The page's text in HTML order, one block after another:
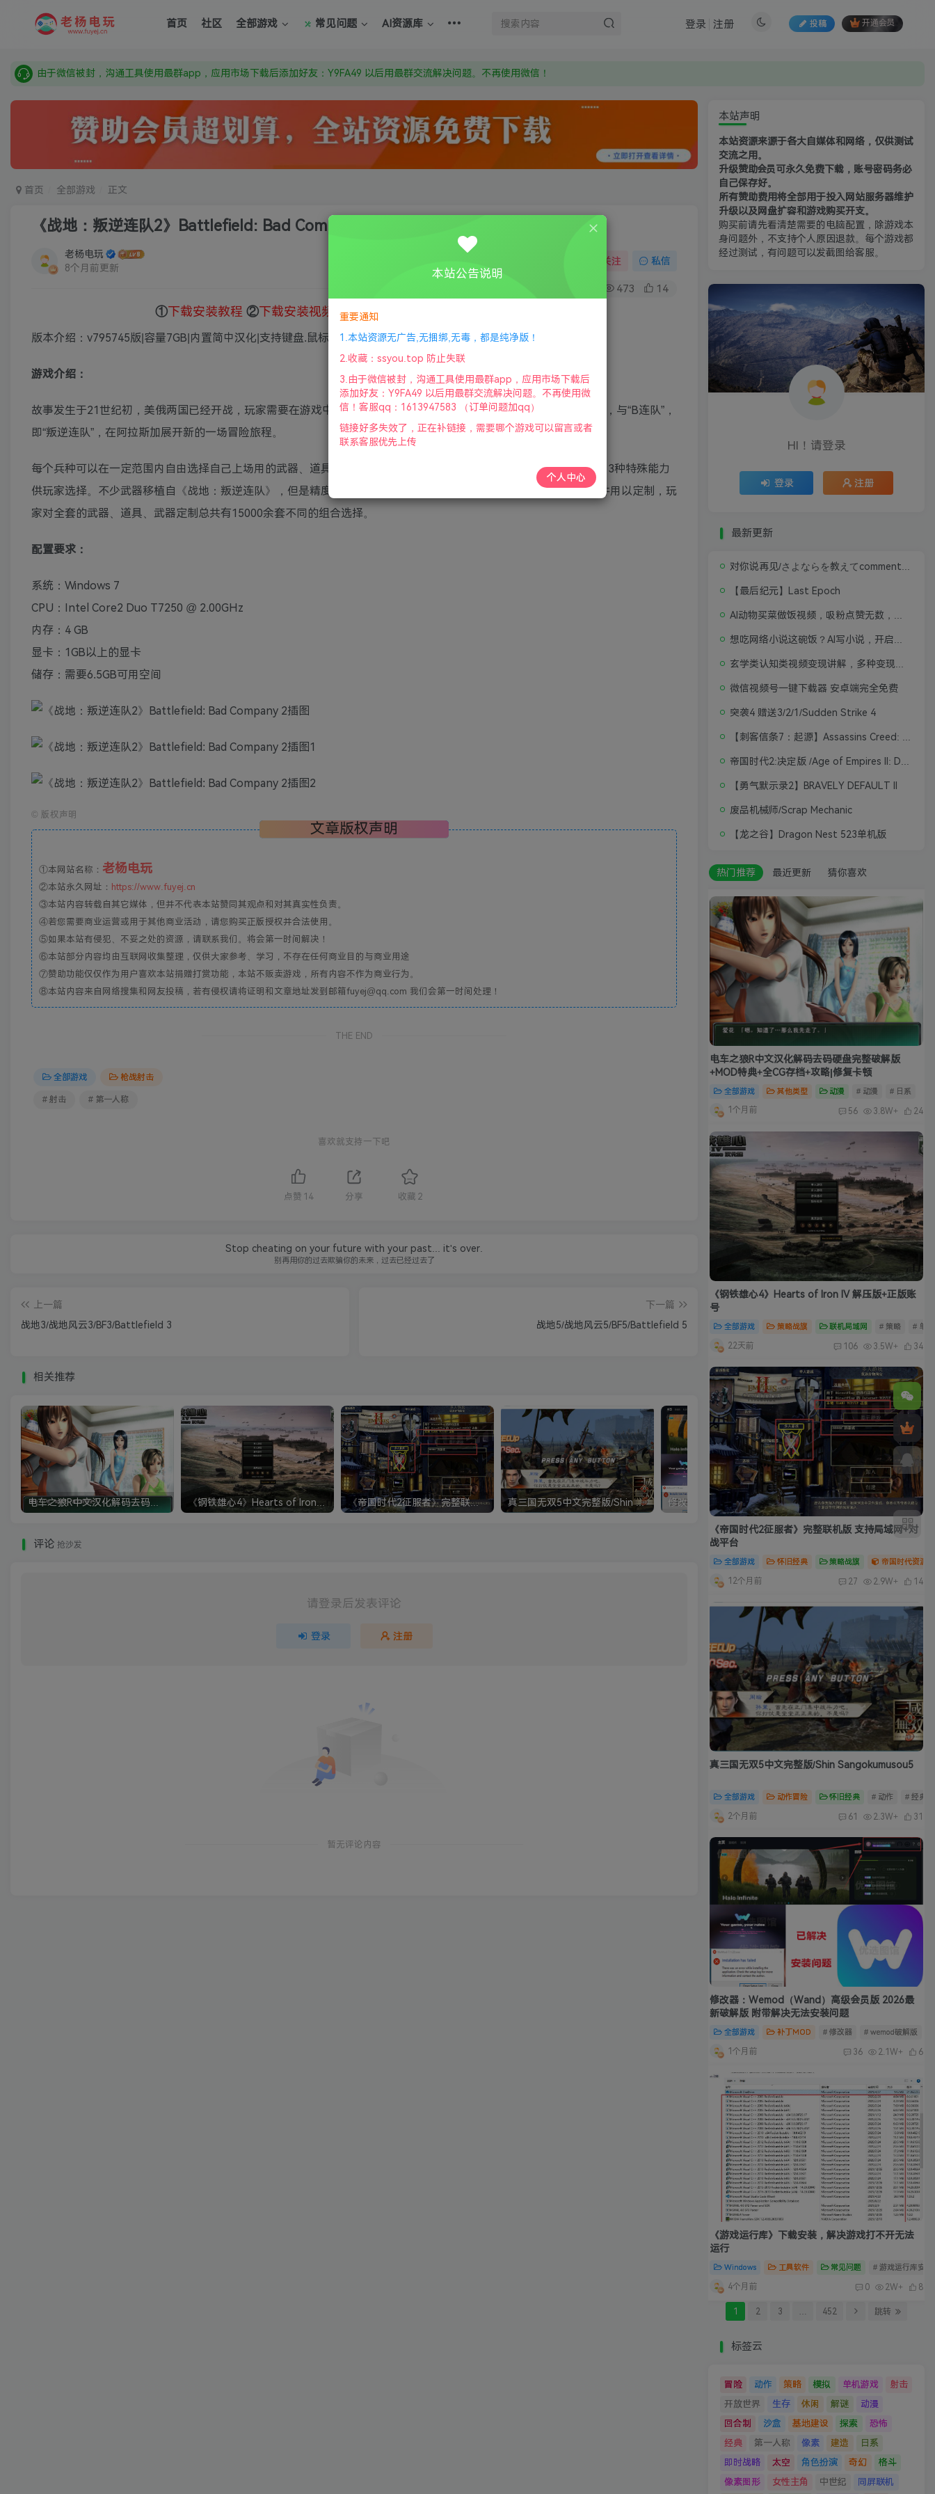
首页 社区 全部游戏 常见问题 AI资源库 投稿 开通会员
登录 注册
本站资源来自网络搜集，如有侵权，请联系删除：fuyej@qq.com 附上证书和内容链接
需要什么游戏请联系客服，若链接失效请联系客服，百度网盘边上的激活码也是解压密码
首页 全部游戏 正文
《战地：叛逆连队2》Battlefield: Bad Company 2
老杨电玩
8个月前更新
关注 私信
473 14
①下载安装教程 ②下载安装视频教程 ③
版本介绍：v795745版|容量7GB|内置简中汉化|支持键盘.鼠标|赠多项修改器|2025年01月05号更新
游戏介绍：
故事发生于21世纪初，美俄两国已经开战，玩家需要在游戏中继续扮演普雷斯顿·马罗威（Preston Marlowe）的角色，与“B连队”，
即“叛逆连队”，在阿拉斯加展开新的一场冒险旅程。
每个兵种可以在一定范围内自由选择自己上场用的武器、道具和特殊能力。多人游戏中一共有46种武器、15种道具和13种特殊能力
供玩家选择。不少武器移植自《战地：叛逆连队》，但是精度被调得更低，射速则更高。多数武器本身也有丰富的配件用以定制，玩
家对全套的武器、道具、武器定制总共有15000余套不同的组合选择。
配置要求：
系统：Windows 7
CPU：Intel Core2 Duo T7250 @ 2.00GHz
内存：4 GB
显卡：1GB以上的显卡
储存：需要6.5GB可用空间
© 版权声明
文章版权声明
①本网站名称： 老杨电玩
②本站永久网址： https://www.fuyej.cn
③本站内容转载自其它媒体，但并不代表本站赞同其观点和对其真实性负责。
④若您需要商业运营或用于其他商业活动，请您购买正版授权并合法使用。
⑤如果本站有侵犯、不妥之处的资源，请联系我们。将会第一时间解决！
⑥本站部分内容均由互联网收集整理，仅供大家参考、学习，不存在任何商业目的与商业用途
⑦赞助功能仅仅作为用户喜欢本站捐赠打赏功能，本站不贩卖游戏，所有内容不作为商业行为。
⑧本站内容来自网络搜集和网友投稿，若有侵权请将证明和文章地址发到邮箱fuyej@qq.com 我们会第一时间处理！
THE END
全部游戏 枪战射击
# 射击 # 第一人称
喜欢就支持一下吧
点赞 14 分享 收藏 2
Stop cheating on your future with your past... it's over.
别再用你的过去欺骗你的未来，过去已经过去了
上一篇
战地3/战地风云3/BF3/Battlefield 3
下一篇
战地5/战地风云5/BF5/Battlefield 5
相关推荐
《帝国时代2征服者》完整联机版 支持局域网+对战平台 真三国无双5中文完整版/Shin Sangokumusou5 修改器：Wemod（Wand）高级会员版 2026最新破解版 附带解决无法安装问题
评论 抢沙发
请登录后发表评论
登录 注册
暂无评论内容
本站声明
本站资源来源于各大自媒体和网络，仅供测试
交流之用。
升级赞助会员可永久免费下载，账号密码务必
自己保存好。
所有赞助费用将全部用于投入网站服务器维护
升级以及网盘扩容和游戏购买开支。
购买前请先看清楚需要的电脑配置，除游戏本
身问题外，不支持个人原因退款。每个游戏都
经过测试，有问题可以发截图给客服。
HI！请登录
登录 注册
最新更新
【最后纪元】Last Epoch
微信视频号一键下载器 安卓端完全免费
突袭4 赠送3/2/1/Sudden Strike 4
【勇气默示录2】BRAVELY DEFAULT II
废品机械师/Scrap Mechanic
【龙之谷】Dragon Nest 523单机版
热门推荐 最近更新 猜你喜欢
电车之狼R中文汉化解码去码硬盘完整破解版
+MOD特典+全CG存档+攻略|修复卡顿
全部游戏 其他类型 动漫 # 动漫 # 日系
1个月前 56 3.8W+ 24
《钢铁雄心4》Hearts of Iron IV 解压版+正版账
号
全部游戏 策略战旗 联机局域网 # 策略 # 单
22天前 106 3.5W+ 34
《帝国时代2征服者》完整联机版 支持局域网+对
战平台
全部游戏 怀旧经典 策略战旗 帝国时代资源
12个月前 27 2.9W+ 14
真三国无双5中文完整版/Shin Sangokumusou5
全部游戏 动作冒险 怀旧经典 # 动作 # 经典
2个月前 61 2.3W+ 31
修改器：Wemod（Wand）高级会员版 2026最
新破解版 附带解决无法安装问题
全部游戏 补丁MOD # 修改器 # wemod破解版
1个月前 36 2.1W+ 6
《游戏运行库》下载安装，解决游戏打不开无法
运行
Windows 工具软件 常见问题 # 游戏运行库安装
4个月前 0 2W+ 8
1 2 3 … 452 跳转
标签云
冒险 动作 策略 模拟 单机游戏
射击
开放世界
生存 休闲 解谜
动漫
回合制
沙盒 基地建设 探索
恐怖
经典
第一人称 像素 建造
日系
即时战略
太空 角色扮演 奇幻
格斗
像素图形
女性主角 中世纪 同屏联机
本站公告说明
重要通知
1.本站资源无广告,无捆绑,无毒，都是纯净版！
2.收藏：ssyou.top 防止失联
3.由于微信被封，沟通工具使用最群app，应用市场下载后
添加好友：Y9FA49 以后用最群交流解决问题。不再使用微
信！客服qq：1613947583 （订单问题加qq）
链接好多失效了，正在补链接，需要哪个游戏可以留言或者
联系客服优先上传
个人中心